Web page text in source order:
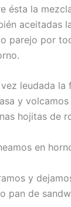
ésta la
aceitadas
parejo por
leudada la
y
hojitas de
en
y
pan de